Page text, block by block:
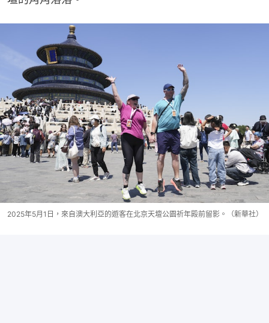
2025年5月1日，來自澳大利亞的遊客在北京天壇公園祈年殿前留影。（新華社）